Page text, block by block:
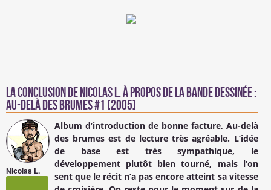
La conclusion deNicolas L.à propos de la Bande Dessinée :
Au-delà des brumes #1 [2005]
Nicolas L.
Album d’introduction de bonne facture, Au-delà
des brumes est de lecture très agréable. L’idée
de base est très sympathique, le
développement plutôt bien tourné, mais l’on
sent que le récit n’a pas encore atteint sa vitesse